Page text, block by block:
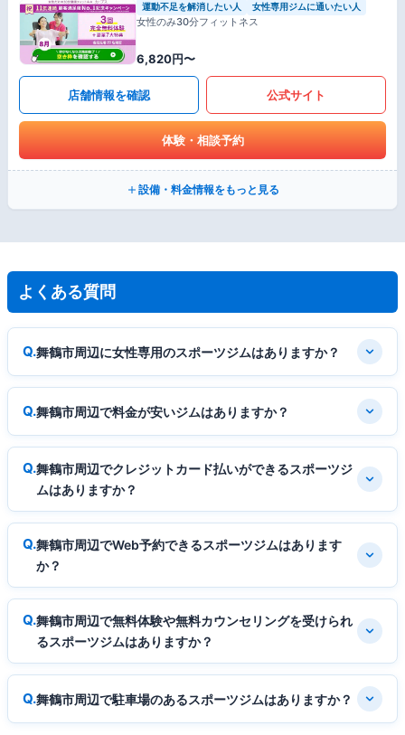
運動不足を解消したい人 女性専用ジムに通いたい人
女性のみ30分フィットネス
6,820円〜
店舗情報を確認 公式サイト
体験・相談予約
設備・料金情報をもっと見る
よくある質問
舞鶴市周辺に女性専用のスポーツジムはありますか？
舞鶴市周辺で料金が安いジムはありますか？
舞鶴市周辺でクレジットカード払いができるスポーツジ
ムはありますか？
舞鶴市周辺でWeb予約できるスポーツジムはあります
か？
舞鶴市周辺で無料体験や無料カウンセリングを受けられ
るスポーツジムはありますか？
舞鶴市周辺で駐車場のあるスポーツジムはありますか？